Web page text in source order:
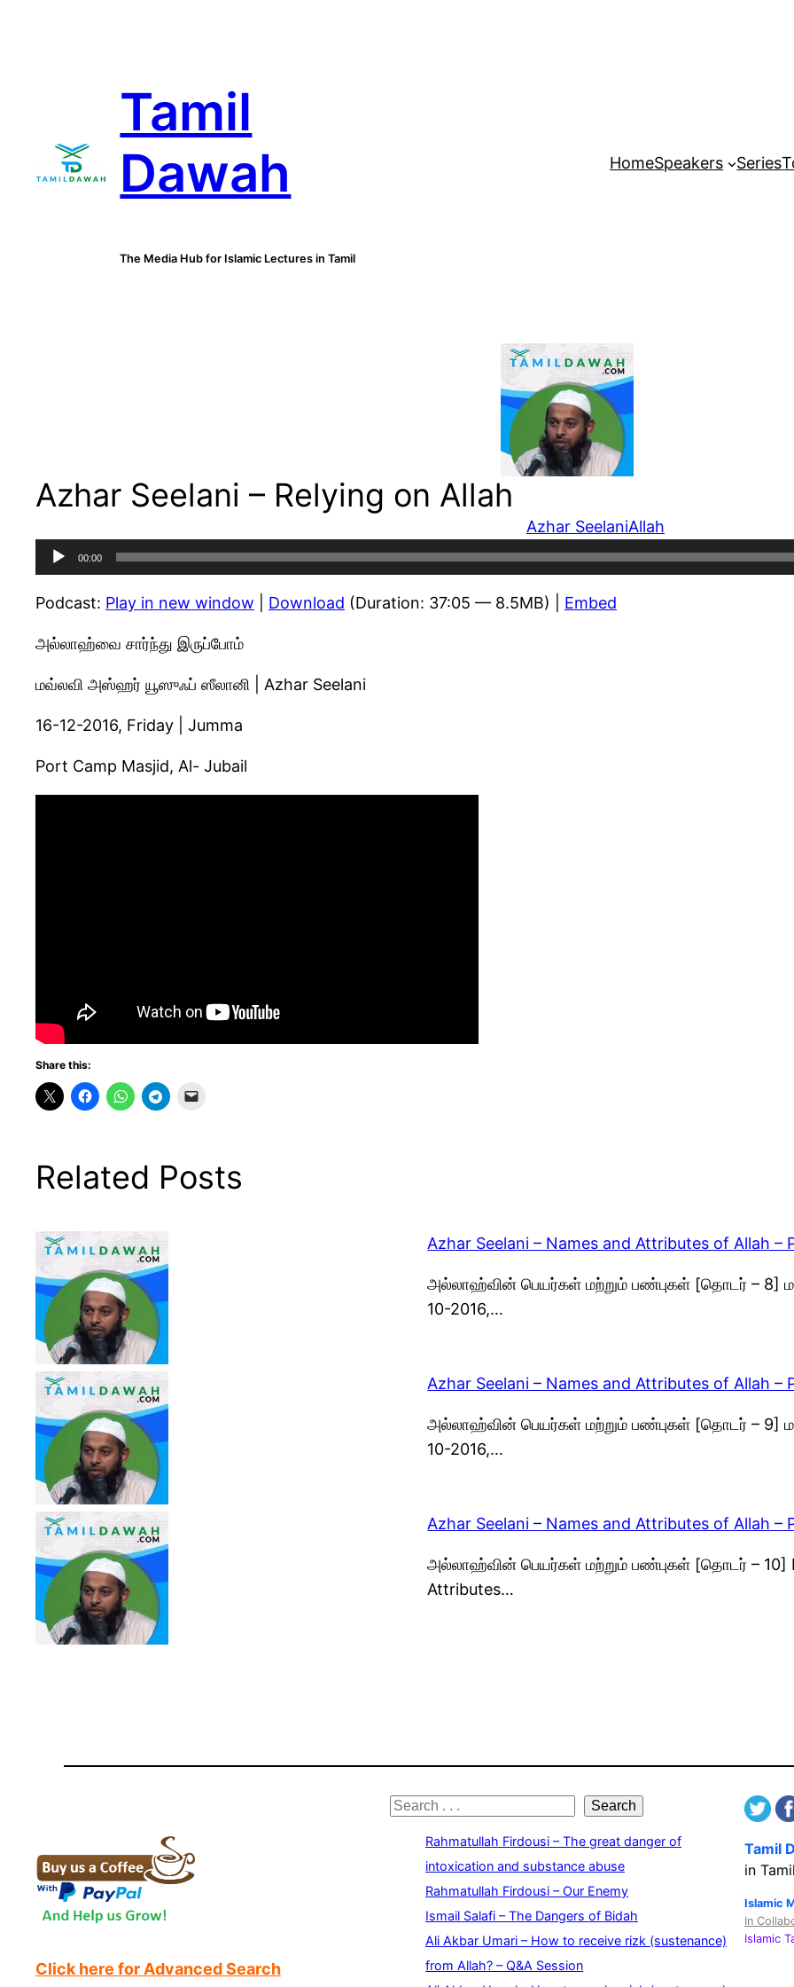
Tamil
Dawah
The Media Hub for Islamic Lectures in Tamil
HomeSpeakers Series
Azhar Seelani – Relying on Allah
Azhar SeelaniAllah
Audio
Player
00:00
Podcast: Play in new window Download (Duration: 37:05 — 8.5MB) | Embed
அல்லாஹ்வை சார்ந்து இருப்போம்
மவ்லவி அஸ்ஹர் யூஸுஃப் ஸீலானி | Azhar Seelani
16-12-2016, Friday | Jumma
Port Camp Masjid, Al- Jubail
Share this:
Related Posts
Azhar Seelani – Names and Attributes of Allah –
அல்லாஹ்வின் பெயர்கள் மற்றும் பண்புகள் [தொடர் – 8]
10-2016,…
Azhar Seelani – Names and Attributes of Allah –
அல்லாஹ்வின் பெயர்கள் மற்றும் பண்புகள் [தொடர் – 9]
10-2016,…
Azhar Seelani – Names and Attributes of Allah –
அல்லாஹ்வின் பெயர்கள் மற்றும் பண்புகள் [தொடர் – 10]
Attributes…
Click here for Advanced Search
S
Search
Rahmatullah Firdousi – The great danger of
intoxication and substance abuse
Rahmatullah Firdousi – Our Enemy
Ismail Salafi – The Dangers of Bidah
Ali Akbar Umari – How to receive rizk (sustenance)
from Allah? – Q&A Session
Tamil
in Tamil
Islamic
In
Islamic